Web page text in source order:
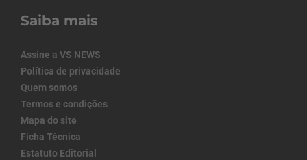
Saiba mais
Assine a VS NEWS
Política de privacidade
Quem somos
Termos e condições
Mapa do site
Ficha Técnica
Estatuto Editorial